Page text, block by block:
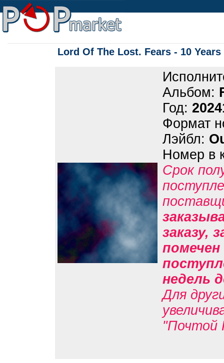
Lord Of The Lost. Fears - 10 Years
Альбом:
Год:
Формат
Лэйбл:
Номер в
Срок
заказу,
помечен
недель
Для
"Почтой